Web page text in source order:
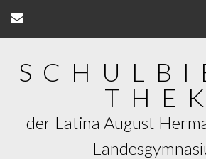
to
THEK
der Latina August